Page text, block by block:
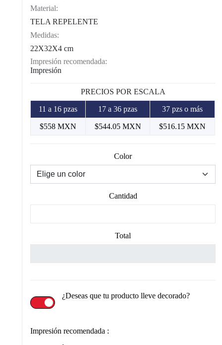
Material:
TELA REPELENTE
Medidas:
22X32X4 cm
Impresión recomendada:
Impresión
PRECIOS POR ESCALA
11 a 16 pzas 17 a 36 pzas 37 pzs o más
$558 MXN $544.05 MXN $516.15 MXN
Color
Cantidad
Total
¿Deseas que tu producto lleve decorado?
Impresión recomendada :